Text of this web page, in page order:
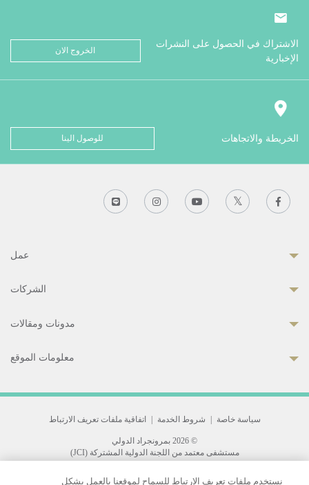
الاشتراك في الحصول على النشرات
الإخبارية
الخروج الان
الخريطة والاتجاهات للوصول الينا
عمل
الشركات
مدونات ومقالات
معلومات الموقع
سياسة خاصة شروط الخدمة اتفاقية ملفات تعريف الارتباط
© 2026 بمرونجراد الدولي
مستشفى معتمد من اللجنة الدولية المشتركة (JCI)
33 Sukhumvit 3, Wattana, Bangkok 10110 Thailand.
نستخدم ملفات تعريف الارتباط للسماح لموقعنا بالعمل بشكل